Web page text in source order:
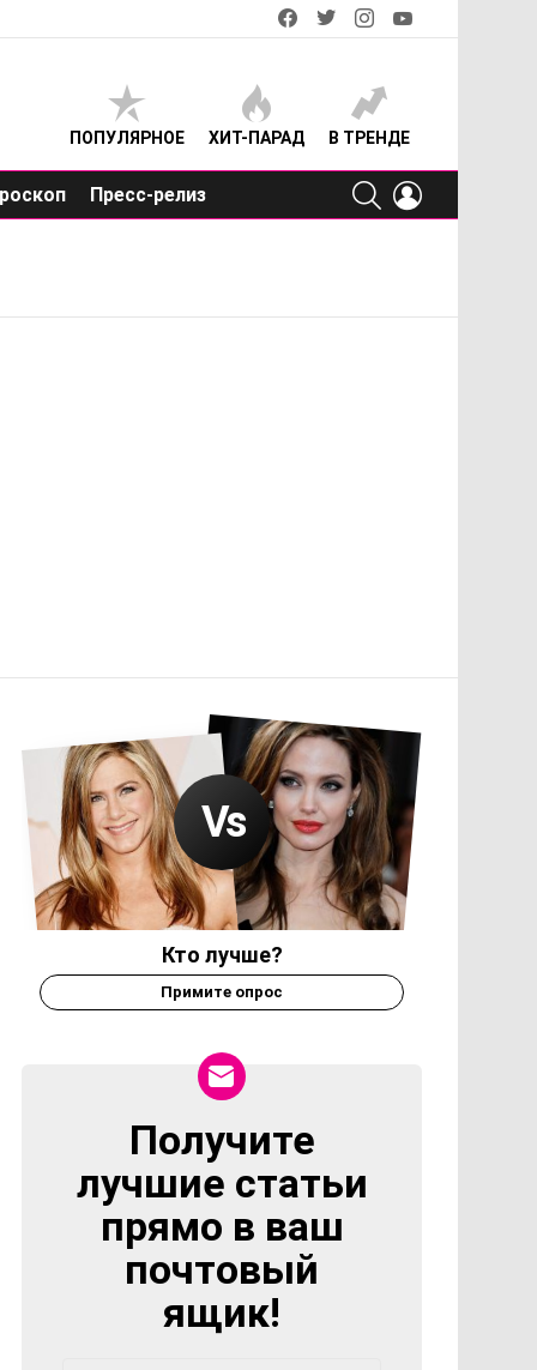
facebooktwitterinstagram
ПОПУЛЯРНОЕ ХИТ-ПАРАД В ТРЕНДЕ
Пресс-релиз
SEARCH
Кто лучше?
Примите опрос
NEWSLETTER
Получите
лучшие статьи
прямо в ваш
почтовый
ящик!